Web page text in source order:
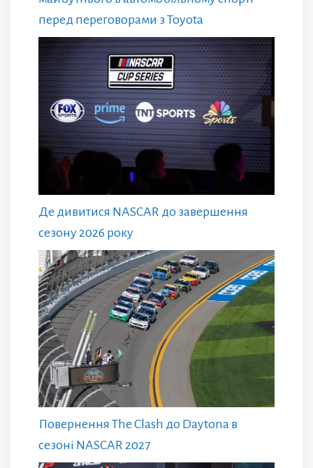
перед переговорами з Toyota
Де дивитися NASCAR до завершення
сезону 2026 року
Повернення The Clash до Daytona в
сезоні NASCAR 2027